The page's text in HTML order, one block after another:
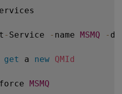
- Service - name MSMQ -
get a new QMId
force MSMQ